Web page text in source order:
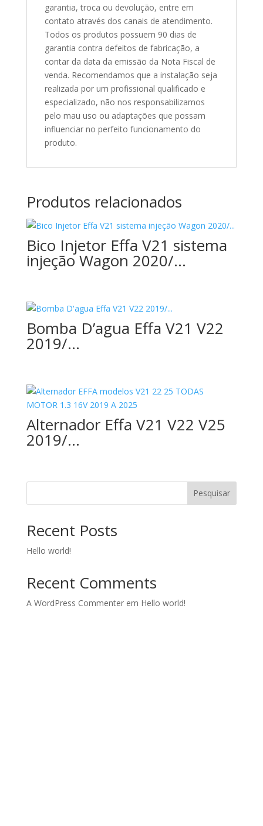
garantia, troca ou devolução, entre em
contato através dos canais de atendimento.
Todos os produtos possuem 90 dias de
garantia contra defeitos de fabricação, a
contar da data da emissão da Nota Fiscal de
venda. Recomendamos que a instalação seja
realizada por um profissional qualificado e
especializado, não nos responsabilizamos
pelo mau uso ou adaptações que possam
influenciar no perfeito funcionamento do
produto.
Produtos relacionados
Bico Injetor Effa V21 sistema
injeção Wagon 2020/…
Bomba D’agua Effa V21 V22
2019/…
Alternador Effa V21 V22 V25
2019/…
Pesquisar
Recent Posts
Hello world!
Recent Comments
A WordPress Commenterem Hello world!